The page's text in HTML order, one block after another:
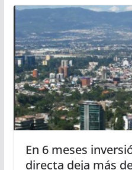
En 6 meses
directa deja más